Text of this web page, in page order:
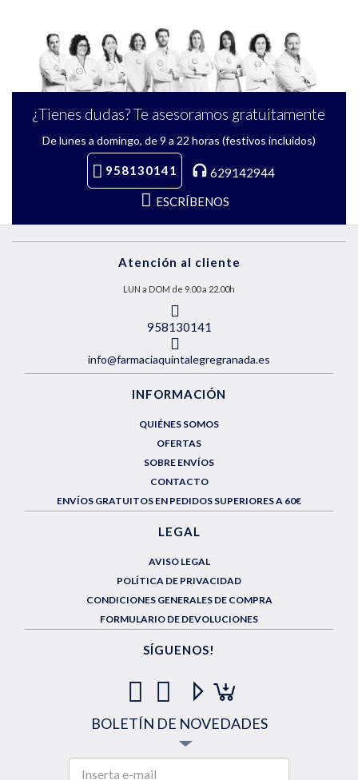
¿Tienes dudas? Te asesoramos gratuitamente
De lunes a domingo, de 9 a 22 horas (festivos incluidos)
958130141
629142944
ESCRÍBENOS
Atención al cliente
LUN a DOM de 9.00 a 22.00h
958130141
info@farmaciaquintalegregranada.es
INFORMACIÓN
QUIÉNES SOMOS
OFERTAS
SOBRE ENVÍOS
CONTACTO
ENVÍOS GRATUITOS EN PEDIDOS SUPERIORES A 60€
LEGAL
AVISO LEGAL
POLÍTICA DE PRIVACIDAD
CONDICIONES GENERALES DE COMPRA
FORMULARIO DE DEVOLUCIONES
SÍGUENOS!
BOLETÍN DE NOVEDADES